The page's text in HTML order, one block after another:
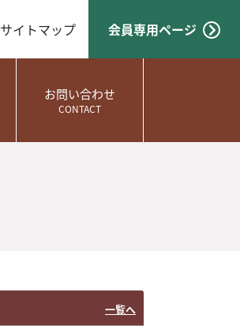
サイトマップ 会員専用ページ
お問い合わせ
CONTACT
一覧へ